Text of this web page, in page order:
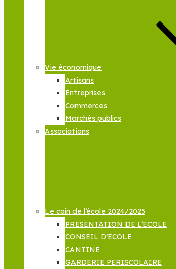
Vie économique
Artisans
Entreprises
Commerces
Marchés publics
Associations
Le coin de l’école 2024/2025
PRESENTATION DE L’ECOLE
CONSEIL D’ECOLE
CANTINE
GARDERIE PERISCOLAIRE